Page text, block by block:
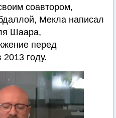
соавтором,
Мекла написал
Шаара,
перед
2013 году.